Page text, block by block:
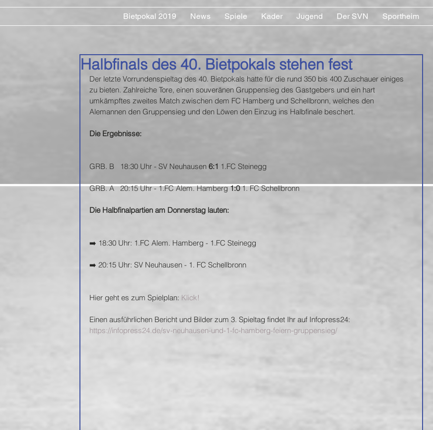
Bietpokal 2019 News Spiele Kader Jugend Der SVN Sportheim
Halbfinals des 40. Bietpokals stehen fest
Der letzte Vorrundenspieltag des 40. Bietpokals hatte für die rund 350 bis 400 Zuschauer einiges
zu bieten. Zahlreiche Tore, einen souveränen Gruppensieg des Gastgebers und ein hart
umkämpftes zweites Match zwischen dem FC Hamberg und Schellbronn, welches den
Alemannen den Gruppensieg und den Löwen den Einzug ins Halbfinale beschert.
Die Ergebnisse:
GRB. B   18:30 Uhr - SV Neuhausen 6:1 1.FC Steinegg
GRB. A   20:15 Uhr - 1.FC Alem. Hamberg 1:0 1. FC Schellbronn
Die Halbfinalpartien am Donnerstag lauten:
➡️ 18:30 Uhr: 1.FC Alem. Hamberg - 1.FC Steinegg
➡️ 20:15 Uhr: SV Neuhausen - 1. FC Schellbronn
Hier geht es zum Spielplan: Klick!
Einen ausführlichen Bericht und Bilder zum 3. Spieltag findet Ihr auf Infopress24:
https://infopress24.de/sv-neuhausen-und-1-fc-hamberg-feiern-gruppensieg/